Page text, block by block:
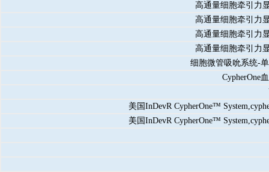
高通量细胞牵引力
高通量细胞牵引力
高通量细胞牵引力
高通量细胞牵引力
细胞微管吸吮系统-
CypherOne
美国InDevR CypherOne™
美国InDevR CypherOne™